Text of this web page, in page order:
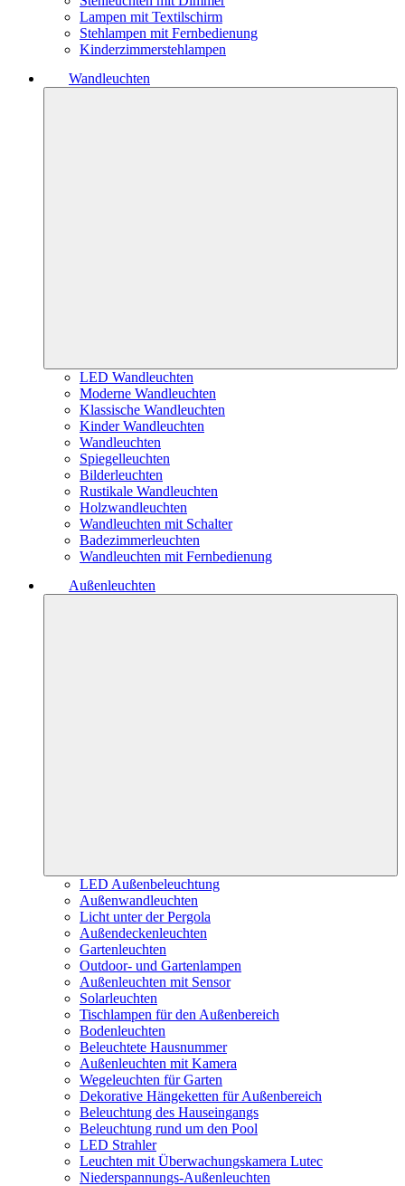
Lampen mit Textilschirm
Stehlampen mit Fernbedienung
Kinderzimmerstehlampen
Wandleuchten
LED Wandleuchten
Moderne Wandleuchten
Klassische Wandleuchten
Kinder Wandleuchten
Wandleuchten
Spiegelleuchten
Bilderleuchten
Rustikale Wandleuchten
Holzwandleuchten
Wandleuchten mit Schalter
Badezimmerleuchten
Wandleuchten mit Fernbedienung
Außenleuchten
LED Außenbeleuchtung
Außenwandleuchten
Licht unter der Pergola
Außendeckenleuchten
Gartenleuchten
Outdoor- und Gartenlampen
Außenleuchten mit Sensor
Solarleuchten
Tischlampen für den Außenbereich
Bodenleuchten
Beleuchtete Hausnummer
Außenleuchten mit Kamera
Wegeleuchten für Garten
Dekorative Hängeketten für Außenbereich
Beleuchtung des Hauseingangs
Beleuchtung rund um den Pool
LED Strahler
Leuchten mit Überwachungskamera Lutec
Niederspannungs-Außenleuchten